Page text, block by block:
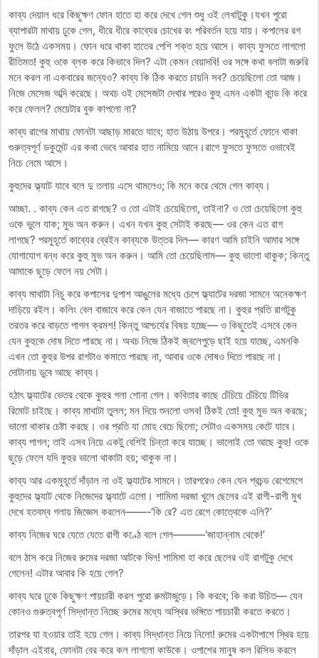
কাব্য দেয়াল ধরে কিছুক্ষণ ফোন হাতে হা করে দেখে গেল শুধু ওই লেখাটুকু।যখন পুরো
ব্যাপারটা মাথায় ঢুকে গেল, ধীরে ধীরে কাব্যের চোখের রং পরিবর্তন হয়ে যায়। কপালের রগ
ফুলে উঠে একসময়। ফোন ধরে থাকা হাতের পেশি শক্ত হয়ে আসে। কাব্য ফুসতে লাগলো
রীতিমত! কুহু ওকে ব্লক করে কিভাবে দিল? এটা কেমন বেয়াদবি! ওর সঙ্গে কথা বলাটা জরুরি
মনে করল না একবারের জন্যেও? কাব্য কি ঠিক করতে চায়নি সব? চেয়েছিলো তো আজ।
নিজে মেসেজ অব্দি করেছে। অথচ ওই মেসেজটা দেখার পরেও কুহু এমন একটা কান্ড কি করে
করে ফেলল? মেয়েটার বুক কাপলো না?
কাব্য রাগের মাথায় ফোনটা আছাড় মারতে যাবে; হাত উঠায় উপরে। পরমুহূর্তে ফোনে থাকা
গুরুত্বপূর্ণ ডকুমেন্ট এর কথা ভেবে আবার হাত নামিয়ে আনে।রাগে ফুসতে ফুসতে ওভাবেই
নিচে নেমে আসে।
কুহুদের ফ্ল্যাট যাবে বলে দু তলায় এসে থামলেও; কি মনে করে থেমে গেল কাব্য।
আচ্ছা. . কাব্য কেন এত রাগছে? ও তো এটাই চেয়েছিলো, তাইনা? ও তো চেয়েছিলো কুহু
ওকে ভুলে যাক; মুভ অন করুন। এখন যখন কুহু সেটাই করছে— ওর কেন এত রাগ
লাগছে? পরমুহূর্তে কাব্যের ব্রেইন কাব্যকে উত্তর দিল— কারণ আমি চাইনি আমার সঙ্গে
যোগাযোগ বন্ধ করে কুহু মুভ অন করুন। আমি তো চেয়েছিলাম— কুহু ভালো থাকুক; কিন্তু
আমাকে ছুড়ে ফেলে নয় সেটা।
কাব্য মাথাটা নিচু করে কপালের দুপাশ আঙুলের মধ্যে চেপে ফ্ল্যাটের দরজা সামনে অনেকক্ষণ
দাড়িয়ে রইল। কলিং বেল বাজাবে করে কেন যেন বাজাতে পারছে না। কুহুর প্রতি রাগটুকু
তরতর করে বাড়তে পাগল ক্রমশ! কিন্তু আশ্চর্যের বিষয় হচ্ছে— ও কিছুতেই এসবে কেন
যেন কুহুকে দোষ দিতে পারছে না। অথচ নিজে ঠিকই জ্বলেপুড়ে ছাই হয়ে যাচ্ছে, এমনকি
এখন তো কুহুর উপর রাগটাও কমাতে পারছে না, আবার ওকে দোষও দিতে পারছে না।
দোটানায় ডুবে আছে কাব্য।
হঠাৎ ফ্ল্যাটের ভেতর থেকে কুহুর গলা শোনা গেল। কবিতার কাছে চেঁচিয়ে চেঁচিয়ে টিভির
রিমোট চাইছে। কাব্য মাথাটা তুলল; মন দিয়ে শুনলো ওসব! ঠিকই তো! কুহু মুভ অন করছে;
ভালো থাকার চেষ্টা করছে। ওর প্রতি যা মোহ বেচে ছিলো; সেটাও একসময় কেটে যাবে।
কাব্য পাগল; তাই এসব নিয়ে একটু বেশিই চিন্তা করে যাচ্ছে। ভালোই তো আছে কুহু! ওকে
ছুড়ে ফেলে যদি কুহুর ভালো থাকাটা হয়; থাকুক না।
কাব্য আর একমুহূর্তে দাঁড়াল না ওই ফ্ল্যাটের সামনে। তারপরেও কেন যেন প্রচন্ড রেগেমেগে
কুহুদের ফ্ল্যাট থেকে নিজেদের ফ্ল্যাটে এলো। শামিমা দরজা খুলে ছেলের এই রাগী-রাগী মুখ
দেখে হতবম্ব গলায় জিজ্ঞেস করলেন——-‘কি রে? এত রেগে কোত্থেকে এলি?’
কাব্য নিজের ঘরে যেতে যেতে রাগী কণ্ঠে বলে গেল———‘জাহান্নাম থেকে!’
বলে ঠাস করে নিজের রুমের দরজা আটকে দিল! শামিমা হা করে ছেলের ওই রাগটুকু দেখে
গেলেন! এটার আবার কি হয়ে গেল?
কাব্য ঘরে ঢুকে কিছুক্ষণ পায়চারী করল পুরো রুমটাজুড়ে। কি করবে; কি করা উচিত— যেন
কোনও গুরুত্বপূর্ণ সিদ্ধান্ত নিচ্ছে রুমের মধ্যে অস্থির ভঙ্গিতে পায়চারী করতে করতে।
তারপর যা হওয়ার তাই হয়ে গেল। কাব্য সিদ্ধান্ত নিয়ে নিলো! রুমের একটাপাশে স্থির হয়ে
দাঁড়াল এইবার, ফোনটা বের করে কল লাগলো কাউকে। ওপাশের মানুষ কল রিসিভ করলে